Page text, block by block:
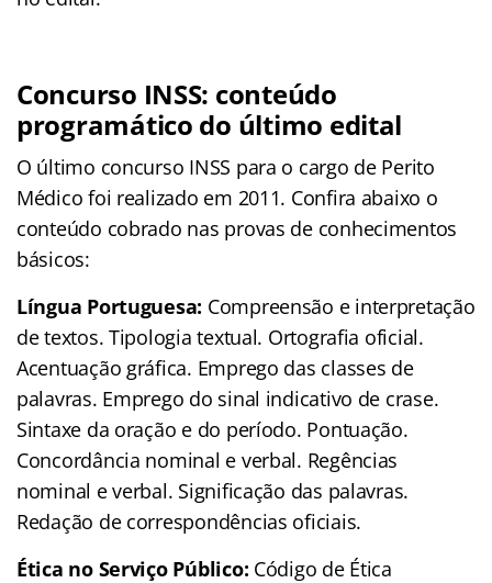
Concurso INSS: conteúdo
programático do último edital
O último concurso INSS para o cargo de Perito
Médico foi realizado em 2011. Confira abaixo o
conteúdo cobrado nas provas de conhecimentos
básicos:
Língua Portuguesa: Compreensão e interpretação
de textos. Tipologia textual. Ortografia oficial.
Acentuação gráfica. Emprego das classes de
palavras. Emprego do sinal indicativo de crase.
Sintaxe da oração e do período. Pontuação.
Concordância nominal e verbal. Regências
nominal e verbal. Significação das palavras.
Redação de correspondências oficiais.
Ética no Serviço Público: Código de Ética